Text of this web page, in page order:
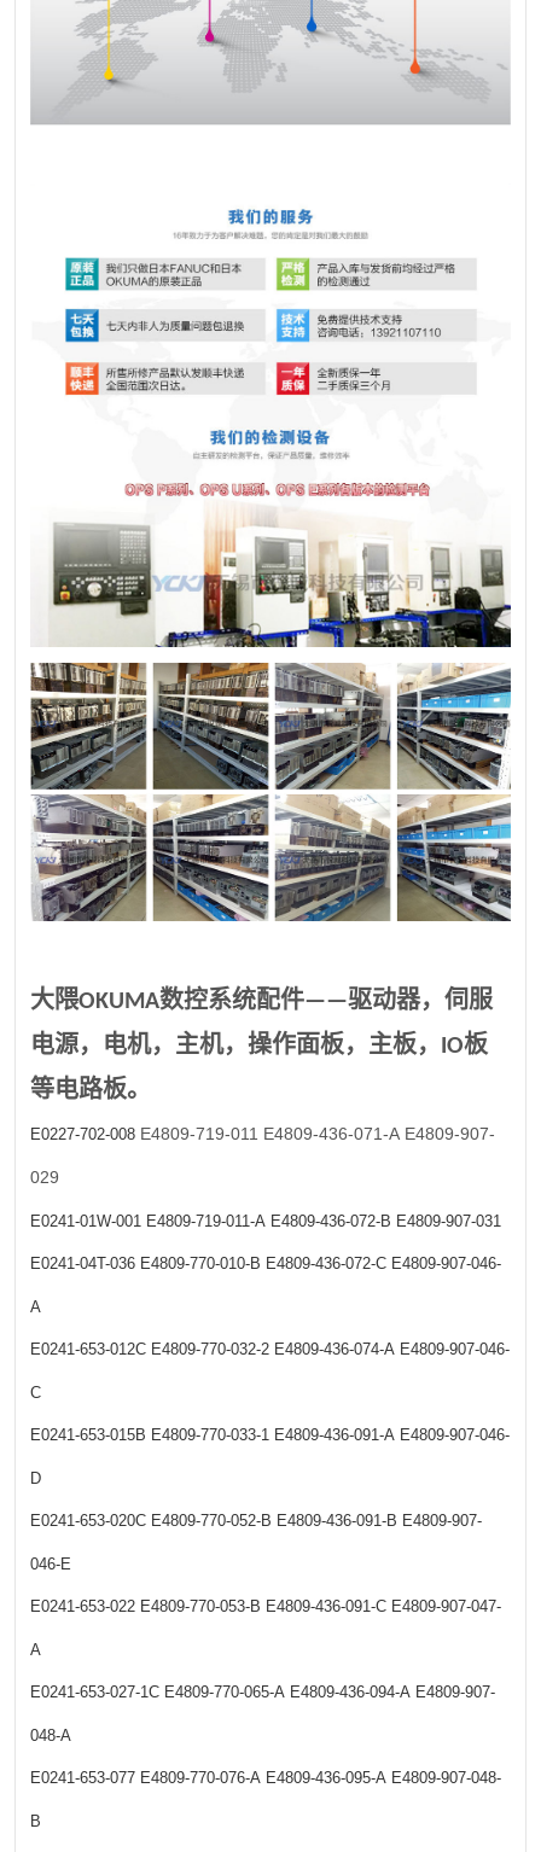
大隈OKUMA数控系统配件——驱动器，伺服
电源，电机，主机，操作面板，主板，IO板
等电路板。
E0227-702-008 E4809-719-011 E4809-436-071-A E4809-907-
029
E0241-01W-001 E4809-719-011-A E4809-436-072-B E4809-907-031
E0241-04T-036 E4809-770-010-B E4809-436-072-C E4809-907-046-
A
E0241-653-012C E4809-770-032-2 E4809-436-074-A E4809-907-046-
C
E0241-653-015B E4809-770-033-1 E4809-436-091-A E4809-907-046-
D
E0241-653-020C E4809-770-052-B E4809-436-091-B E4809-907-
046-E
E0241-653-022 E4809-770-053-B E4809-436-091-C E4809-907-047-
A
E0241-653-027-1C E4809-770-065-A E4809-436-094-A E4809-907-
048-A
E0241-653-077 E4809-770-076-A E4809-436-095-A E4809-907-048-
B